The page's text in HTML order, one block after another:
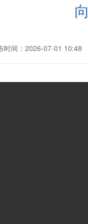
时间：2026-07-01 10:48